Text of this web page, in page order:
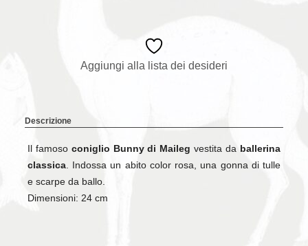
Aggiungi alla lista dei desideri
Descrizione
Il famoso coniglio Bunny di Maileg vestita daballerina
classica. Indossa un abito color rosa, una gonna di tulle
e scarpe da ballo.
Dimensioni: 24 cm